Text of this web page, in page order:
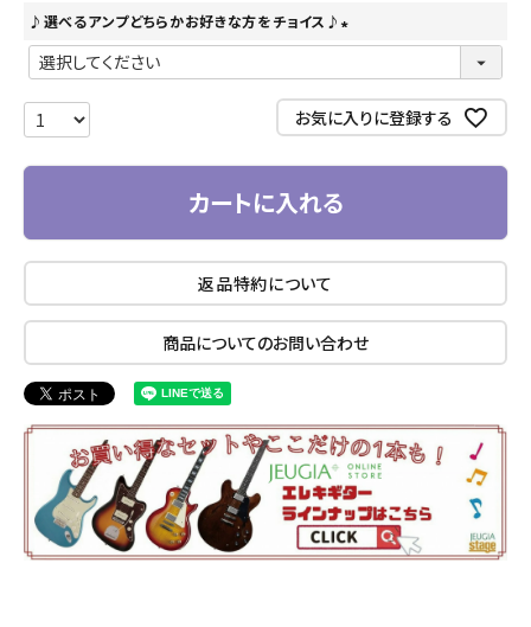
♪選べるアンプどちらかお好きな方をチョイス♪
必
須
)
お気に入りに登録する
カートに入れる
返品特約について
商品についてのお問い合わせ